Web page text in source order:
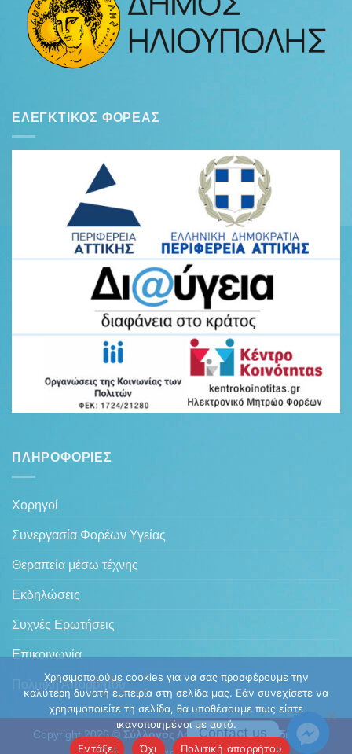
ΕΛΕΓΚΤΙΚΌΣ ΦΟΡΈΑΣ
ΠΛΗΡΟΦΟΡΊΕΣ
Χορηγοί
Συνεργασία Φορέων Υγείας
Θεραπεία μέσω τέχνης
Εκδηλώσεις
Συχνές Ερωτήσεις
Επικοινωνία
Πολιτική Απορρήτου
Copyright 2026 © Σύλλογος Λάνασσα Υπέρ Παιδιών με
Χρησιμοποιούμε cookies για να σας προσφέρουμε την
καλύτερη δυνατή εμπειρία στη σελίδα μας. Εάν συνεχίσετε να
χρησιμοποιείτε τη σελίδα, θα υποθέσουμε πως είστε
ικανοποιημένοι με αυτό.
Εντάξει
Όχι Πολιτική απορρήτου
Contact us